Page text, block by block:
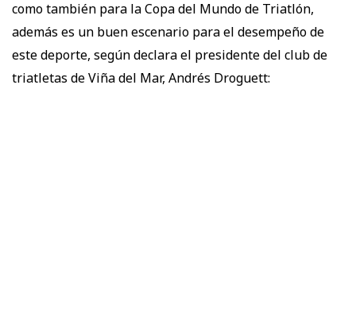
como también para la Copa del Mundo de Triatlón,
además es un buen escenario para el desempeño de
este deporte, según declara el presidente del club de
triatletas de Viña del Mar, Andrés Droguett: